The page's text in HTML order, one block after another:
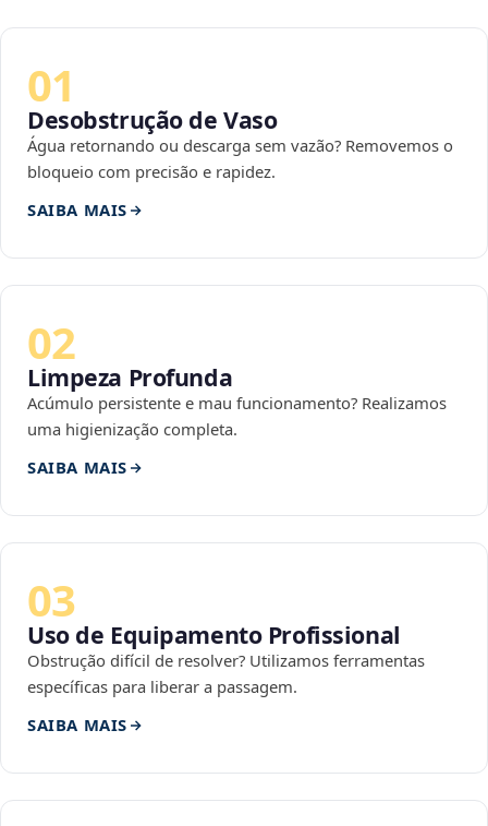
01
Desobstrução de Vaso
Água retornando ou descarga sem vazão? Removemos o
bloqueio com precisão e rapidez.
SAIBA MAIS
02
Limpeza Profunda
Acúmulo persistente e mau funcionamento? Realizamos
uma higienização completa.
SAIBA MAIS
03
Uso de Equipamento Profissional
Obstrução difícil de resolver? Utilizamos ferramentas
específicas para liberar a passagem.
SAIBA MAIS